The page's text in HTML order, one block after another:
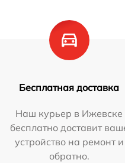
Бесплатная доставка
Наш курьер в Ижевске
бесплатно доставит
устройство на ремонт и
обратно.